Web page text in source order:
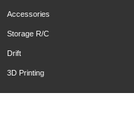
Accessories
Storage R/C
Drift
3D Printing